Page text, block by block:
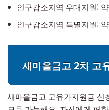
인구감소지역 우대지원:
인구감소지역 특별지원:
새마을금고 2차 고
새마을금고 고유가지원금 신